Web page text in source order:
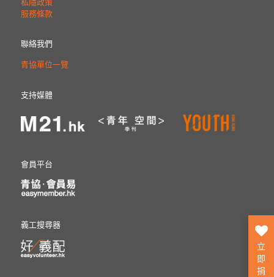
私隱政策
服務條款
聯絡我們
青協單位一覽
支持媒體
會員平台
義工搜尋器
立
即
捐